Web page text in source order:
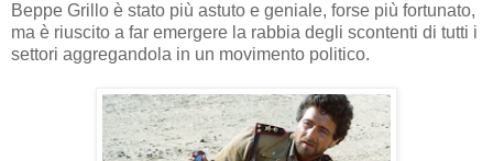
Beppe Grillo è stato più astuto e geniale, forse più fortunato,
ma è riuscito a far emergere la rabbia degli scontenti di tutti i
settori aggregandola in un movimento politico.